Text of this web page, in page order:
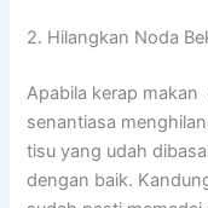
2. Hilangkan Noda
Apabila kerap
senantiasa
tisu yang udah
dengan baik.